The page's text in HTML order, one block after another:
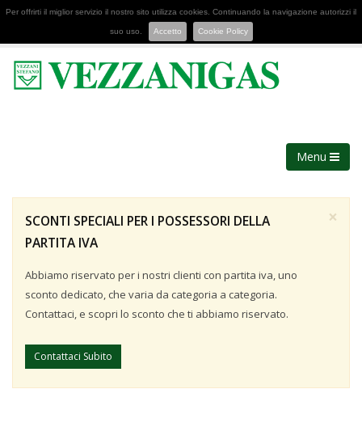
Per offrirti il miglior servizio il nostro sito utilizza cookies. Continuando la navigazione autorizzi il
suo uso. Accetto Cookie Policy
Menu
×
SCONTI SPECIALI PER I POSSESSORI DELLA
PARTITA IVA
Abbiamo riservato per i nostri clienti con partita iva, uno
sconto dedicato, che varia da categoria a categoria.
Contattaci, e scopri lo sconto che ti abbiamo riservato.
Contattaci Subito